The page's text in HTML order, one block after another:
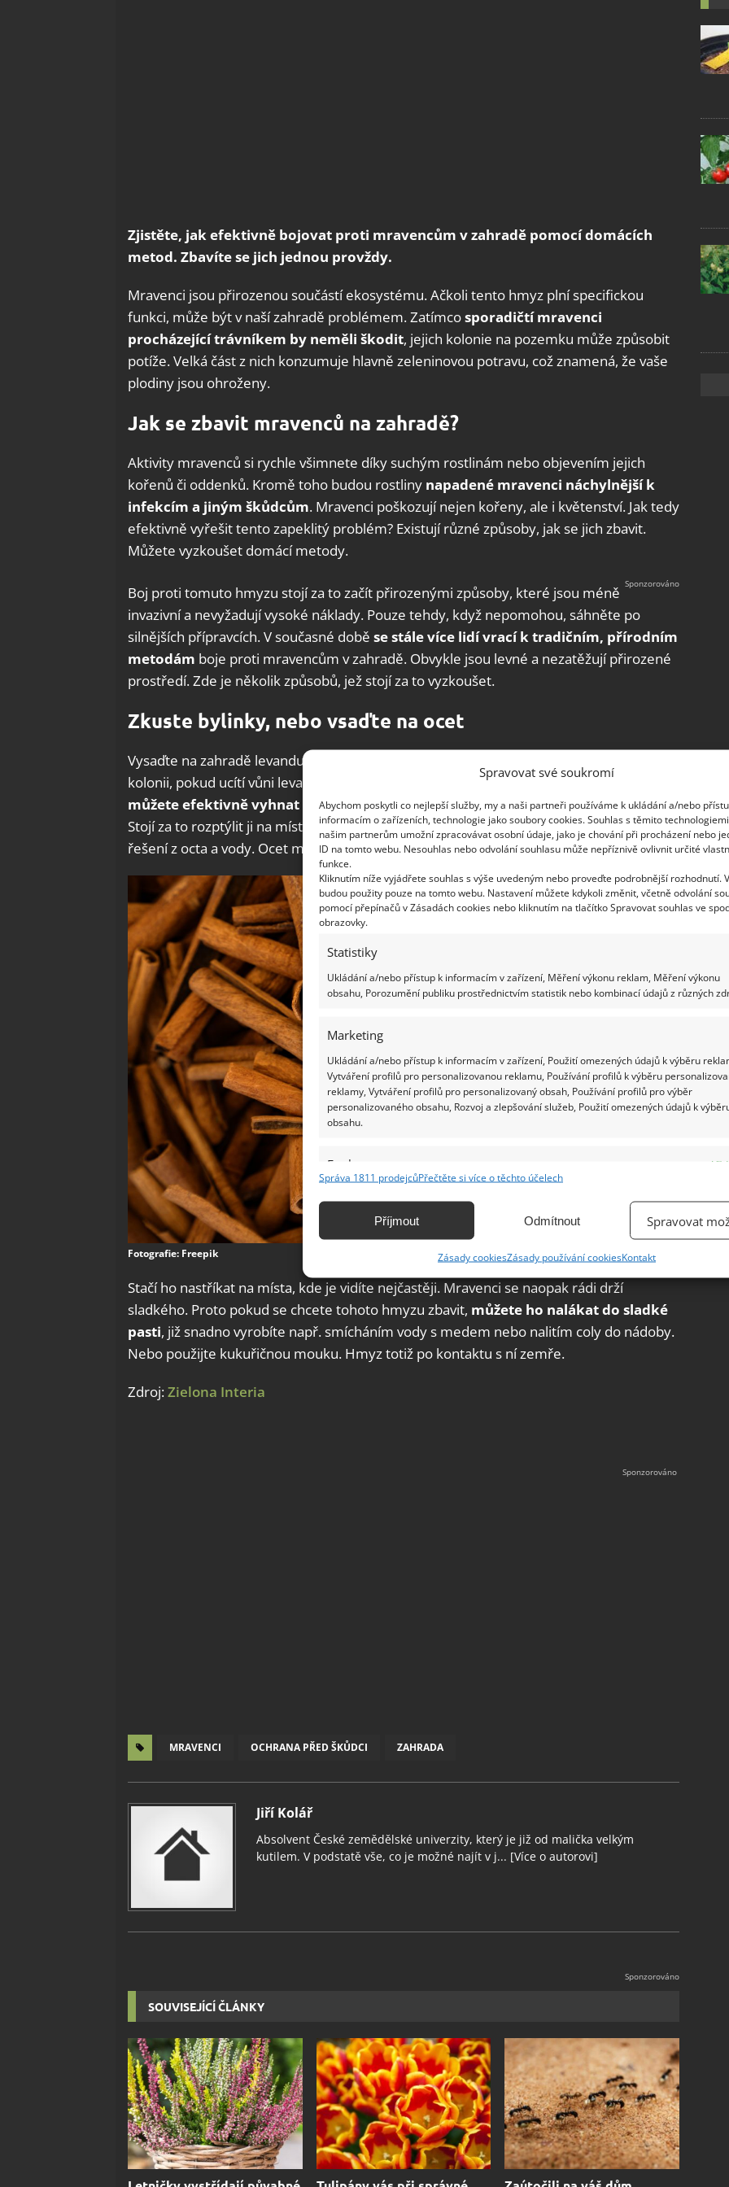
Spravovat své soukromí
Abychom poskytli co nejlepší služby, my a naši partneři používáme k ukládání a/nebo
informacím o zařízeních, technologie jako soubory cookies. Souhlas s těmito
našim partnerům umožní zpracovávat osobní údaje, jako je chování při procházení nebo
ID na tomto webu. Nesouhlas nebo odvolání souhlasu může nepříznivě ovlivnit určité
funkce.
Kliknutím níže vyjádřete souhlas s výše uvedeným nebo proveďte podrobnější rozhodnutí.
budou použity pouze na tomto webu. Nastavení můžete kdykoli změnit, včetně odvolání
pomocí přepínačů v Zásadách cookies nebo kliknutím na tlačítko Spravovat souhlas ve
obrazovky.
Statistiky
Ukládání a/nebo přístup k informacím v zařízení, Měření výkonu reklam, Měření výkonu
obsahu, Porozumění publiku prostřednictvím statistik nebo kombinací údajů z různých
Marketing
Ukládání a/nebo přístup k informacím v zařízení, Použití omezených údajů k výběru
Vytváření profilů pro personalizovanou reklamu, Používání profilů k výběru
reklamy, Vytváření profilů pro personalizovaný obsah, Používání profilů pro výběr
personalizovaného obsahu, Rozvoj a zlepšování služeb, Použití omezených údajů k
obsahu.
Funkce
Identifikace zařízení na základě automaticky přenášených informací.
základě aktivně vyžádaných informací.
Zajištění bezpečnosti, předcházení a zjišťování podvodů a
odstraňování chyb, Poskytování a zobrazování reklamy a obsahu,
Ukládání a sdělování voleb ochrany osobních údajů.
Správa 1811 prodejcůPřečtěte si více o těchto účelech
Příjmout Odmítnout Spravovat
Zásady cookiesZásady používání cookiesKontakt
Zjistěte, jak efektivně bojovat proti mravencům v zahradě pomocí domácích
metod. Zbavíte se jich jednou provždy.
Mravenci jsou přirozenou součástí ekosystému. Ačkoli tento hmyz plní specifickou
funkci, může být v naší zahradě problémem. Zatímcosporadičtí mravenci
procházející trávníkem by neměli škodit, jejich kolonie na pozemku může způsobit
potíže. Velká část z nich konzumuje hlavně zeleninovou potravu, což znamená, že vaše
plodiny jsou ohroženy.
Jak se zbavit mravenců na zahradě?
Aktivity mravenců si rychle všimnete díky suchým rostlinám nebo objevením jejich
kořenů či oddenků. Kromě toho budou rostliny napadené mravenci náchylnější k
infekcím a jiným škůdcům. Mravenci poškozují nejen kořeny, ale i květenství. Jak tedy
efektivně vyřešit tento zapeklitý problém? Existují různé způsoby, jak se jich zbavit.
Můžete vyzkoušet domácí metody.
Boj proti tomuto hmyzu stojí za to začít přirozenými způsoby, které jsou méně
invazivní a nevyžadují vysoké náklady. Pouze tehdy, když nepomohou, sáhněte po
silnějších přípravcích. V současné době se stále více lidí vrací k tradičním, přírodním
metodám boje proti mravencům v zahradě. Obvykle jsou levné a nezatěžují přirozené
prostředí. Zde je několik způsobů, jež stojí za to vyzkoušet.
Zkuste bylinky, nebo vsaďte na ocet
Vysaďte na zahradě levanduli nebo majoránku. Mravenci zde nebudou chtít založit
kolonii, pokud ucítí vůni levandule či majoránky. A co víc,pomocí těchto rostlin
můžete efektivně vyhnat hmyz z pozemku. Mravenci také nemají rádi vůni skořice.
Stojí za to rozptýlit ji na místa, kde se tento hmyz nejčastěji objevuje. Nebo vytvořte
řešení z octa a vody. Ocet má charakteristickou vůni, kterou mravenci nenávidí.
Fotografie: Freepik
Stačí ho nastříkat na místa, kde je vidíte nejčastěji. Mravenci se naopak rádi drží
sladkého. Proto pokud se chcete tohoto hmyzu zbavit, můžete ho nalákat do sladké
pasti, již snadno vyrobíte např. smícháním vody s medem nebo nalitím coly do nádoby.
Nebo použijte kukuřičnou mouku. Hmyz totiž po kontaktu s ní zemře.
Zdroj:Zielona Interia
MRAVENCI OCHRANA PŘED ŠKŮDCI ZAHRADA
Jiří Kolář
Absolvent České zemědělské univerzity, který je již od malička velkým
kutilem. V podstatě vše, co je možné najít v j... [Více o autorovi]
SOUVISEJÍCÍ ČLÁNKY